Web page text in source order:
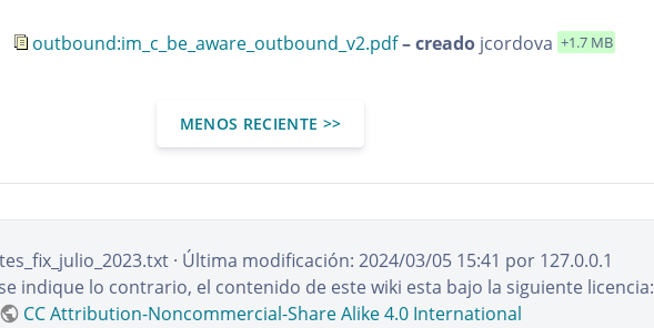
outbound:im_c_be_aware_outbound_v2.pdf– creado jcordova +1.7 MB
MENOS RECIENTE >>
· Última modificación: 2024/03/05 15:41 por 127.0.0.1
indique lo contrario, el contenido de este wiki esta bajo la siguiente licencia:
CC Attribution-Noncommercial-Share Alike 4.0 International